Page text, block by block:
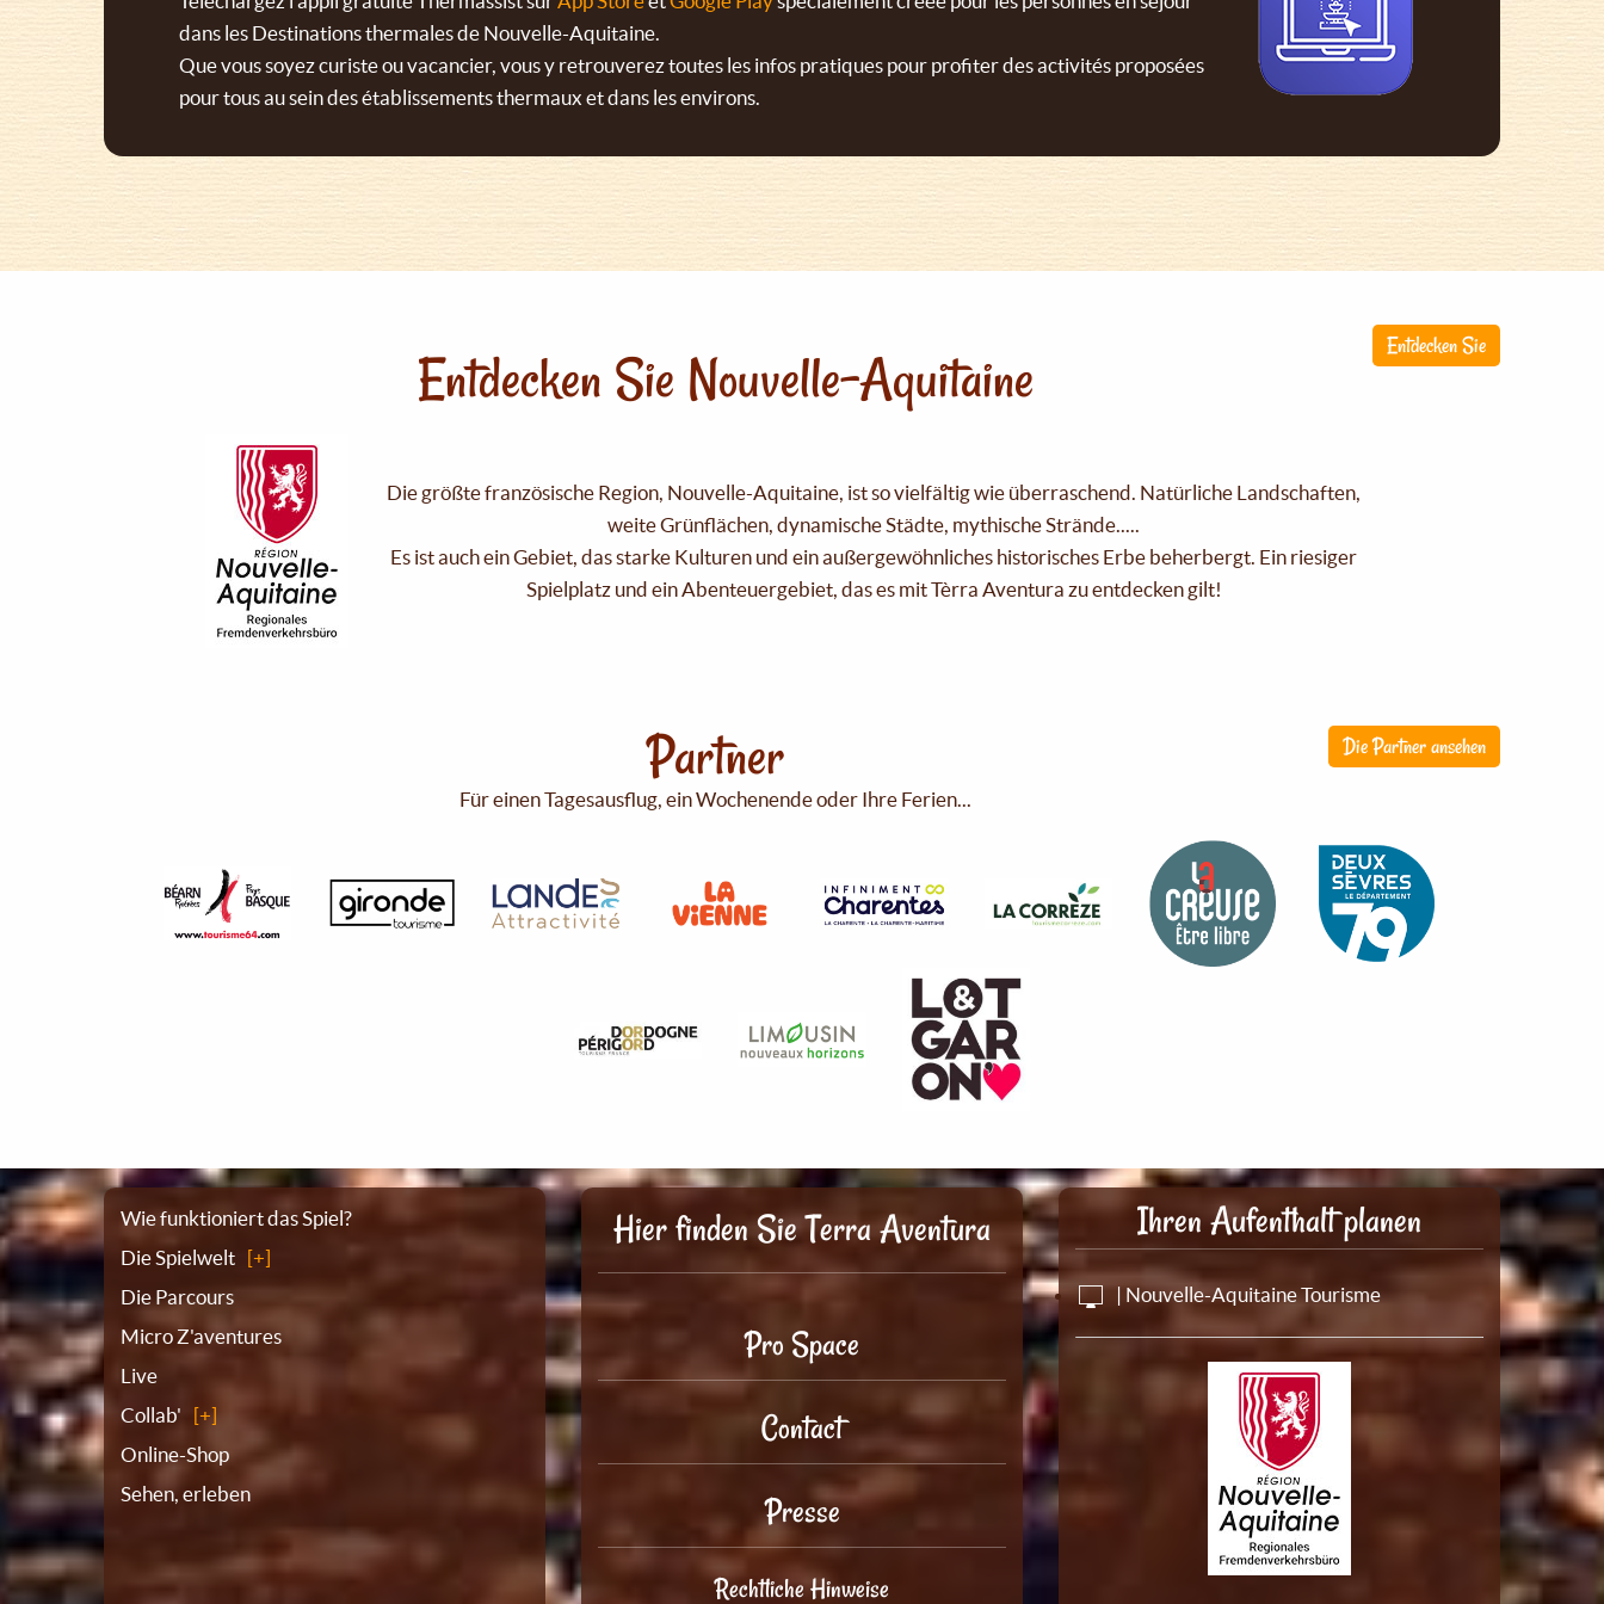
dans les Destinations thermales de Nouvelle-Aquitaine.
Que vous soyez curiste ou vacancier, vous y retrouverez toutes les infos pratiques pour profiter des activités proposées
pour tous au sein des établissements thermaux et dans les environs.
Entdecken Sie
Entdecken Sie Nouvelle-Aquitaine
Die größte französische Region, Nouvelle-Aquitaine, ist so vielfältig wie überraschend. Natürliche Landschaften,
weite Grünflächen, dynamische Städte, mythische Strände.....
Es ist auch ein Gebiet, das starke Kulturen und ein außergewöhnliches historisches Erbe beherbergt. Ein riesiger
Spielplatz und ein Abenteuergebiet, das es mit Tèrra Aventura zu entdecken gilt!
Die Partner ansehen
Partner
Für einen Tagesausflug, ein Wochenende oder Ihre Ferien...
Sitemap
Wie funktioniert das Spiel?
Die Spielwelt
Die Parcours
Micro Z'aventures
Live
Collab'
Online-Shop
Sehen, erleben
Hier finden Sie Terra Aventura
Pro Space
Contact
Presse
Rechtliche Hinweise
Ihren Aufenthalt planen
| Nouvelle-Aquitaine Tourisme